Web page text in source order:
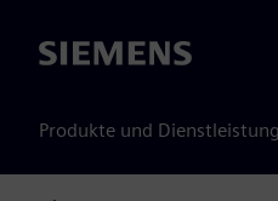
Siemens
Produkte und